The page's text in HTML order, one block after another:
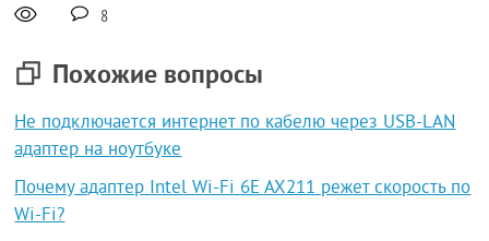
8
Похожие вопросы
Не подключается интернет по кабелю через USB-LAN
адаптер на ноутбуке
Почему адаптер Intel Wi-Fi 6E AX211 режет скорость по
Wi-Fi?